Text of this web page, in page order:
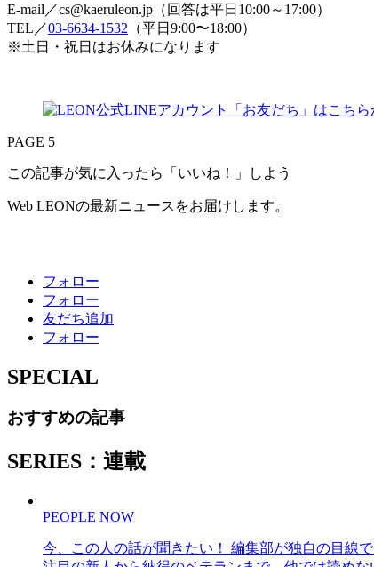
E-mail／cs@kaeruleon.jp（回答は平日10:00～17:00）
TEL／03-6634-1532 （平日9:00〜18:00）
※土日・祝日はお休みになります
PAGE 5
この記事が気に入ったら「いいね！」しよう
Web LEONの最新ニュースをお届けします。
フォロー
フォロー
友だち追加
フォロー
SPECIAL
おすすめの記事
SERIES：連載
PEOPLE NOW
今、この人の話が聞きたい！ 編集部が独自の目線